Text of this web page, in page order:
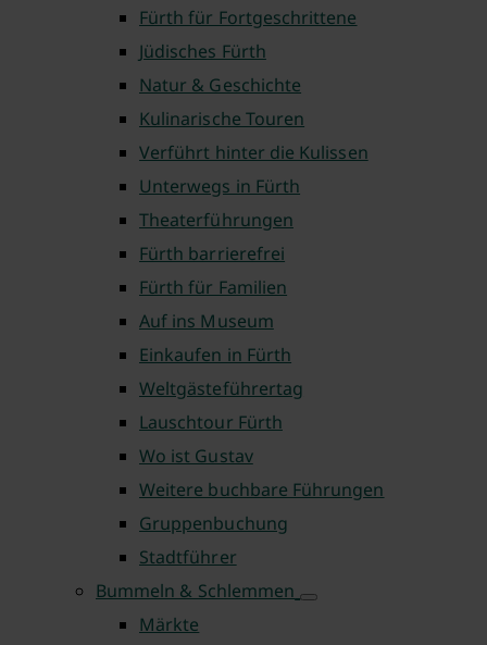
Fürth für Fortgeschrittene
Jüdisches Fürth
Natur & Geschichte
Kulinarische Touren
Verführt hinter die Kulissen
Unterwegs in Fürth
Theaterführungen
Fürth barrierefrei
Fürth für Familien
Auf ins Museum
Einkaufen in Fürth
Weltgästeführertag
Lauschtour Fürth
Wo ist Gustav
Weitere buchbare Führungen
Gruppenbuchung
Stadtführer
Bummeln & Schlemmen
Märkte